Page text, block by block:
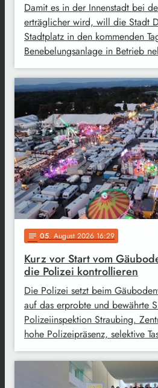
Damit es in der Innenstadt bei
erträglicher wird, will die Stadt
Stadtplatz in den kommenden
Benebelungsanlage in Betrieb
notes 05. August 2026 16:29
Kurz vor Start vom
die Polizei kontrollieren
Die Polizei setzt beim
auf das erprobte und bewährte
Polizeiinspektion Straubing.
hohe Polizeipräsenz, selektive